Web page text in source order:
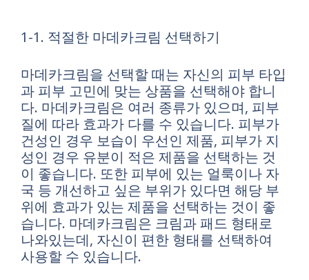
1-1. 적절한 마데카크림 선택하기
마데카크림을 선택할 때는 자신의 피부 타입
과 피부 고민에 맞는 상품을 선택해야 합니
다. 마데카크림은 여러 종류가 있으며, 피부
질에 따라 효과가 다를 수 있습니다. 피부가
건성인 경우 보습이 우선인 제품, 피부가 지
성인 경우 유분이 적은 제품을 선택하는 것
이 좋습니다. 또한 피부에 있는 얼룩이나 자
국 등 개선하고 싶은 부위가 있다면 해당 부
위에 효과가 있는 제품을 선택하는 것이 좋
습니다. 마데카크림은 크림과 패드 형태로
나와있는데, 자신이 편한 형태를 선택하여
사용할 수 있습니다.